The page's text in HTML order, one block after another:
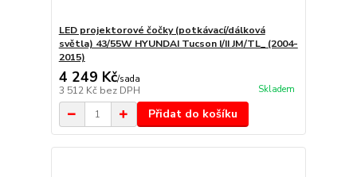
LED projektorové čočky (potkávací/dálková
světla) 43/55W HYUNDAI Tucson I/II JM/TL_ (2004-
2015)
4 249 Kč/sada
3 512 Kč bez DPH Skladem
Přidat do košíku